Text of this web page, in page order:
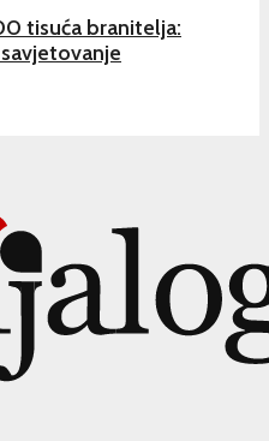
tisuća branitelja: